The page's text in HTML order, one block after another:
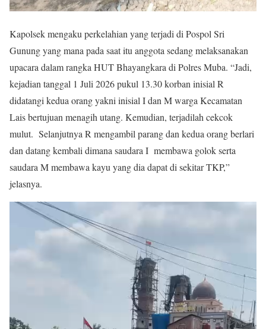
Kapolsek mengaku perkelahian yang terjadi di Pospol Sri
Gunung yang mana pada saat itu anggota sedang melaksanakan
upacara dalam rangka HUT Bhayangkara di Polres Muba. “Jadi,
kejadian tanggal 1 Juli 2026 pukul 13.30 korban inisial R
didatangi kedua orang yakni inisial I dan M warga Kecamatan
Lais bertujuan menagih utang. Kemudian, terjadilah cekcok
mulut. Selanjutnya R mengambil parang dan kedua orang berlari
dan datang kembali dimana saudara I membawa golok serta
saudara M membawa kayu yang dia dapat di sekitar TKP,”
jelasnya.